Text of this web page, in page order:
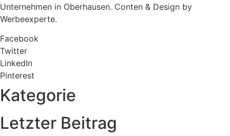
Unternehmen in Oberhausen. Conten & Design by
Werbeexperte.
Facebook
Twitter
LinkedIn
Pinterest
Kategorie
Letzter Beitrag